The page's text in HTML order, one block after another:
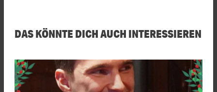
DAS KÖNNTE DICH AUCH INTERESSIEREN